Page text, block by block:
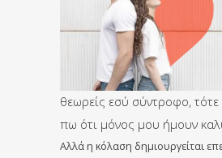
θεωρείς εσύ σύντροφο,
πω ότι μόνος μου ήμουν
Αλλά η κόλαση δημιουργείται